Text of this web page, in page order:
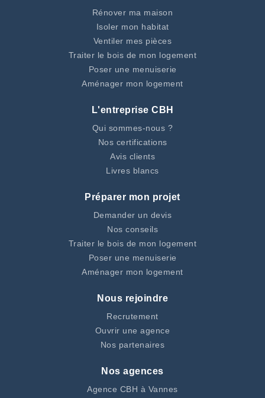
Rénover ma maison
Isoler mon habitat
Ventiler mes pièces
Traiter le bois de mon logement
Poser une menuiserie
Aménager mon logement
L'entreprise CBH
Qui sommes-nous ?
Nos certifications
Avis clients
Livres blancs
Préparer mon projet
Demander un devis
Nos conseils
Traiter le bois de mon logement
Poser une menuiserie
Aménager mon logement
Nous rejoindre
Recrutement
Ouvrir une agence
Nos partenaires
Nos agences
Agence CBH à Vannes